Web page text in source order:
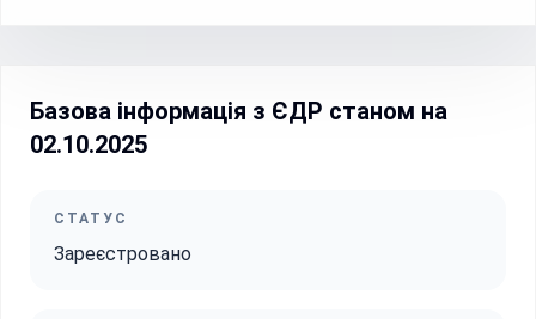
Базова інформація з ЄДР станом на
02.10.2025
СТАТУС
Зареєстровано